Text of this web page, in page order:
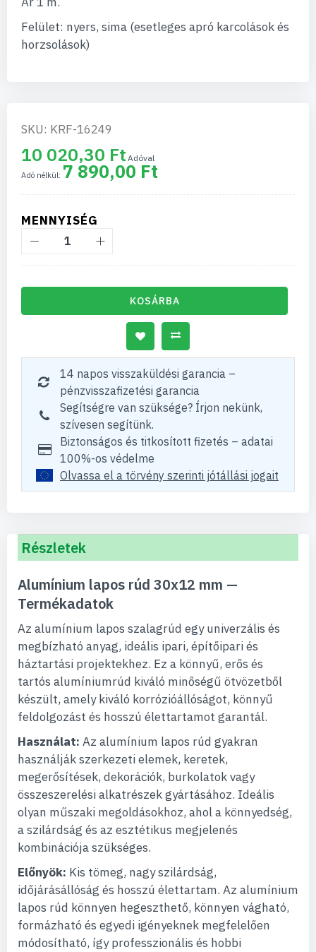
Felület: nyers, sima (esetleges apró karcolások és
horzsolások)
SKU: KRF-16249
10 020,30 Ft
7 890,00 Ft
MENNYISÉG
KOSÁRBA
14 napos visszaküldési garancia –
pénzvisszafizetési garancia
Segítségre van szüksége? Írjon nekünk,
szívesen segítünk.
Biztonságos és titkosított fizetés – adatai
100%-os védelme
Olvassa el a törvény szerinti jótállási jogait
Részletek
Alumínium lapos rúd 30x12 mm —
Termékadatok
Az alumínium lapos szalagrúd egy univerzális és
megbízható anyag, ideális ipari, építőipari és
háztartási projektekhez. Ez a könnyű, erős és
tartós alumíniumrúd kiváló minőségű ötvözetből
készült, amely kiváló korrózióállóságot, könnyű
feldolgozást és hosszú élettartamot garantál.
Használat: Az alumínium lapos rúd gyakran
használják szerkezeti elemek, keretek,
megerősítések, dekorációk, burkolatok vagy
összeszerelési alkatrészek gyártásához. Ideális
olyan műszaki megoldásokhoz, ahol a könnyedség,
a szilárdság és az esztétikus megjelenés
kombinációja szükséges.
Előnyök: Kis tömeg, nagy szilárdság,
időjárásállóság és hosszú élettartam. Az alumínium
lapos rúd könnyen hegeszthető, könnyen vágható,
formázható és egyedi igényeknek megfelelően
módosítható, így professzionális és hobbi